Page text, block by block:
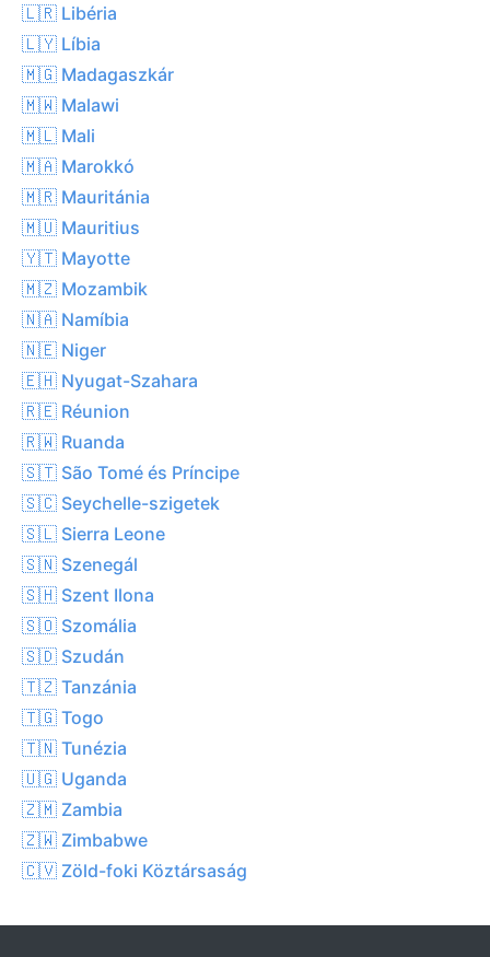
🇱🇷 Libéria
🇱🇾 Líbia
🇲🇬 Madagaszkár
🇲🇼 Malawi
🇲🇱 Mali
🇲🇦 Marokkó
🇲🇷 Mauritánia
🇲🇺 Mauritius
🇾🇹 Mayotte
🇲🇿 Mozambik
🇳🇦 Namíbia
🇳🇪 Niger
🇪🇭 Nyugat-Szahara
🇷🇪 Réunion
🇷🇼 Ruanda
🇸🇹 São Tomé és Príncipe
🇸🇨 Seychelle-szigetek
🇸🇱 Sierra Leone
🇸🇳 Szenegál
🇸🇭 Szent Ilona
🇸🇴 Szomália
🇸🇩 Szudán
🇹🇿 Tanzánia
🇹🇬 Togo
🇹🇳 Tunézia
🇺🇬 Uganda
🇿🇲 Zambia
🇿🇼 Zimbabwe
🇨🇻 Zöld-foki Köztársaság